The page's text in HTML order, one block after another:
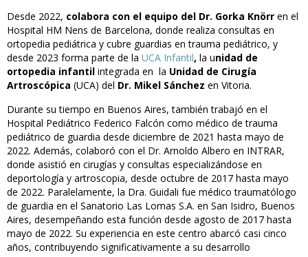
Desde 2022, colabora con el equipo del Dr. Gorka Knörr en el
Hospital HM Nens de Barcelona, donde realiza consultas en
ortopedia pediátrica y cubre guardias en trauma pediátrico, y
desde 2023 forma parte de la UCA Infantil, la unidad de
ortopedia infantil integrada en la Unidad de Cirugía
Artroscópica (UCA) del Dr. Mikel Sánchez en Vitoria.
Durante su tiempo en Buenos Aires, también trabajó en el
Hospital Pediátrico Federico Falcón como médico de trauma
pediátrico de guardia desde diciembre de 2021 hasta mayo de
2022. Además, colaboró con el Dr. Arnoldo Albero en INTRAR,
donde asistió en cirugías y consultas especializándose en
deportología y artroscopia, desde octubre de 2017 hasta mayo
de 2022. Paralelamente, la Dra. Guidali fue médico traumatólogo
de guardia en el Sanatorio Las Lomas S.A. en San Isidro, Buenos
Aires, desempeñando esta función desde agosto de 2017 hasta
mayo de 2022. Su experiencia en este centro abarcó casi cinco
años, contribuyendo significativamente a su desarrollo